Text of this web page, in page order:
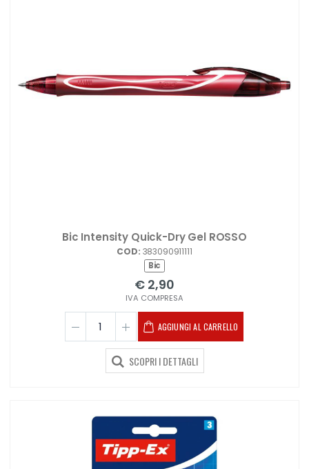
Bic Intensity Quick-Dry Gel ROSSO
COD: 383090911111
Bic
€ 2,90
IVA COMPRESA
AGGIUNGI AL CARRELLO
SCOPRI I DETTAGLI